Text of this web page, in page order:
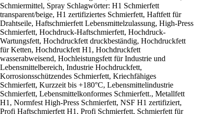
Menge
Schmiermittel, Spray Schlagwörter: H1 Schmierfett
transparent/beige, H1 zertifiziertes Schmierfett, Haftfett für
Drahtseile, Haftschmierfett Lebensmittelzulassung, High-Press
Schmierfett, Hochdruck-Haftschmierfett, Hochdruck-
Wartungsfett, Hochdruckfett druckbeständig, Hochdruckfett
für Ketten, Hochdruckfett H1 , Hochdruckfett
wasserabweisend, Hochleistungsfett für Industrie und
Lebensmittelbereich, Industrie Hochdruckfett,
Korrosionsschützendes Schmierfett, Kriechfähiges
Schmierfett, Kurzzeit bis +180°C, Lebensmittelindustrie
Schmierfett, Lebensmittelkonformes Schmierfett., Metallfett
H1 , Normfest High-Press Schmierfett, NSF H1 zertifiziert,
Profi Haftschmierfett H1 , Profi Schmierfett, Schmierfett für